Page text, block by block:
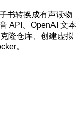
书转换成有声读物
API、OpenAI 文本
隆仓库、创建虚拟
。